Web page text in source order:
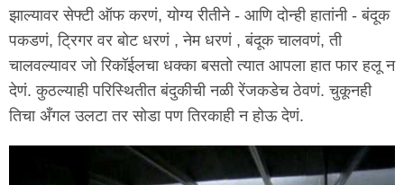
झाल्यावर सेफ्टी ऑफ करणं, योग्य रीतीने - आणि दोन्ही हातांनी - बंदूक
पकडणं, ट्रिगर वर बोट धरणं , नेम धरणं , बंदूक चालवणं, ती
चालवल्यावर जो रिकॉईलचा धक्का बसतो त्यात आपला हात फार हलू न
देणं. कुठल्याही परिस्थितीत बंदुकीची नळी रेंजकडेच ठेवणं. चुकूनही
तिचा अँगल उलटा तर सोडा पण तिरकाही न होऊ देणं.